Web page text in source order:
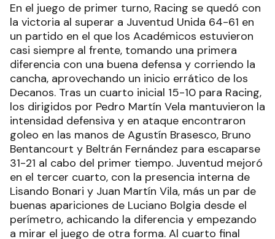
En el juego de primer turno, Racing se quedó con
la victoria al superar a Juventud Unida 64-61 en
un partido en el que los Académicos estuvieron
casi siempre al frente, tomando una primera
diferencia con una buena defensa y corriendo la
cancha, aprovechando un inicio errático de los
Decanos. Tras un cuarto inicial 15-10 para Racing,
los dirigidos por Pedro Martín Vela mantuvieron la
intensidad defensiva y en ataque encontraron
goleo en las manos de Agustín Brasesco, Bruno
Bentancourt y Beltrán Fernández para escaparse
31-21 al cabo del primer tiempo. Juventud mejoró
en el tercer cuarto, con la presencia interna de
Lisando Bonari y Juan Martín Vila, más un par de
buenas apariciones de Luciano Bolgia desde el
perímetro, achicando la diferencia y empezando
a mirar el juego de otra forma. Al cuarto final